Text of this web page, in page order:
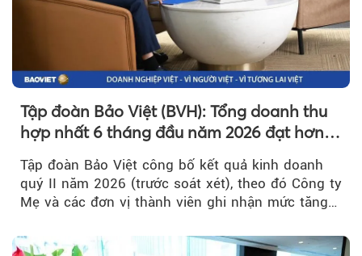
Tập đoàn Bảo Việt (BVH): Tổng doanh thu
hợp nhất 6 tháng đầu năm 2026 đạt hơn
32.000 tỷ đồng, tăng trưởng 9,2%
Tập đoàn Bảo Việt công bố kết quả kinh doanh
quý II năm 2026 (trước soát xét), theo đó Công ty
Mẹ và các đơn vị thành viên ghi nhận mức tăng